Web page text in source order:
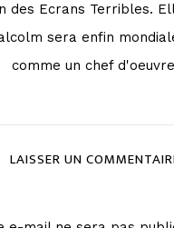
des Ecrans Terribles.
sera enfin
comme un chef
LAISSER UN